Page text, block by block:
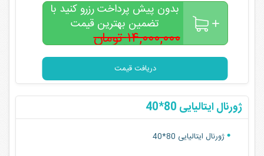
بدون پیش پرداخت رزرو کنید با
تضمین بهترین قیمت
۱۴,۰۰۰,۰۰۰ تومان
۱۱,۵۰۰,۰۰۰تومان
دریافت قیمت
ژورنال ایتالیایی 80*40
ژورنال ایتالیایی 80*40